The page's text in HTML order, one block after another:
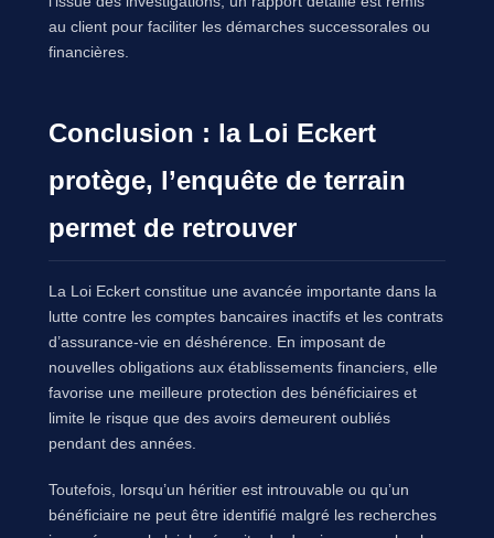
au client pour faciliter les démarches successorales ou
financières.
Conclusion : la Loi Eckert
protège, l’enquête de terrain
permet de retrouver
La Loi Eckert constitue une avancée importante dans la
lutte contre les comptes bancaires inactifs et les contrats
d’assurance-vie en déshérence. En imposant de
nouvelles obligations aux établissements financiers, elle
favorise une meilleure protection des bénéficiaires et
limite le risque que des avoirs demeurent oubliés
pendant des années.
Toutefois, lorsqu’un héritier est introuvable ou qu’un
bénéficiaire ne peut être identifié malgré les recherches